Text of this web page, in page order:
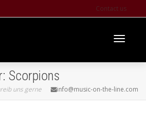
Contact us
Scorpions
uns gerne info@music-on-the-line.com